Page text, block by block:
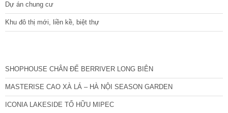
Dự án chung cư
Khu đô thị mới, liền kề, biệt thự
SHOPHOUSE CHÂN ĐẾ BERRIVER LONG BIÊN
MASTERISE CAO XÀ LÁ – HÀ NỘI SEASON GARDEN
ICONIA LAKESIDE TỐ HỮU MIPEC